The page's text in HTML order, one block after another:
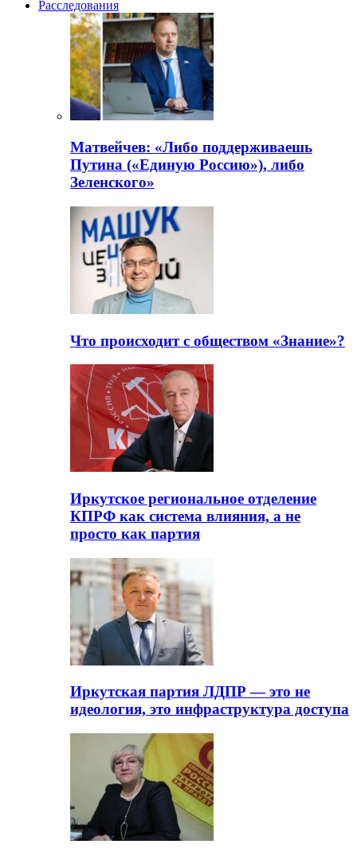
Расследования
Матвейчев: «Либо поддерживаешь
Путина («Единую Россию»), либо
Зеленского»
Что происходит с обществом «Знание»?
Иркутское региональное отделение
КПРФ как система влияния, а не
просто как партия
Иркутская партия ЛДПР — это не
идеология, это инфраструктура доступа